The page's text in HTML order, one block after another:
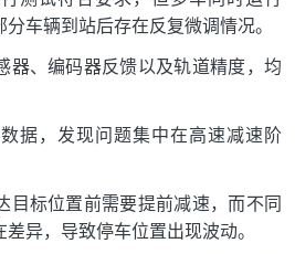
车辆到站后存在反复微调情况。
器、编码器反馈以及轨道精度，均
据，发现问题集中在高速减速阶
目标位置前需要提前减速，而不同
异，导致停车位置出现波动。